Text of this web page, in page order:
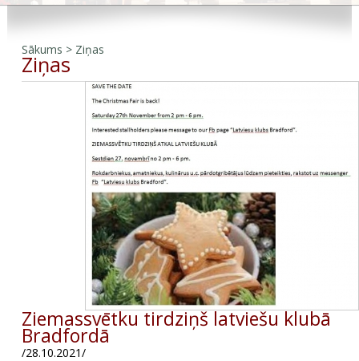
Sākums > Ziņas
Ziņas
Ziemassvētku tirdziņš latviešu klubā
Bradfordā
/28.10.2021/